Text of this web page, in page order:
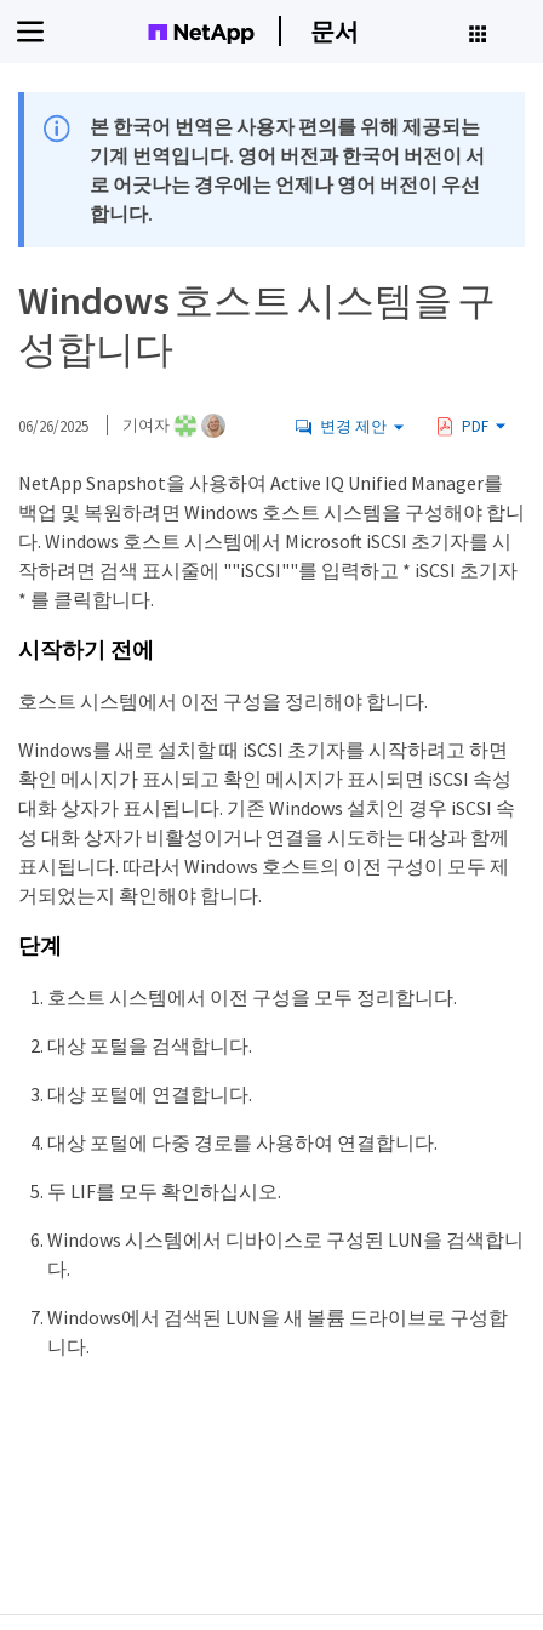
문서
본 한국어 번역은 사용자 편의를 위해 제공되는
기계 번역입니다. 영어 버전과 한국어 버전이 서
로 어긋나는 경우에는 언제나 영어 버전이 우선
합니다.
Windows 호스트 시스템을 구
성합니다
06/26/2025 기여자 변경 제안 PDF
NetApp Snapshot을 사용하여 Active IQ Unified Manager를
백업 및 복원하려면 Windows 호스트 시스템을 구성해야 합니
다. Windows 호스트 시스템에서 Microsoft iSCSI 초기자를 시
작하려면 검색 표시줄에 ""iSCSI""를 입력하고 * iSCSI 초기자
* 를 클릭합니다.
시작하기 전에
호스트 시스템에서 이전 구성을 정리해야 합니다.
Windows를 새로 설치할 때 iSCSI 초기자를 시작하려고 하면
확인 메시지가 표시되고 확인 메시지가 표시되면 iSCSI 속성
대화 상자가 표시됩니다. 기존 Windows 설치인 경우 iSCSI 속
성 대화 상자가 비활성이거나 연결을 시도하는 대상과 함께
표시됩니다. 따라서 Windows 호스트의 이전 구성이 모두 제
거되었는지 확인해야 합니다.
단계
호스트 시스템에서 이전 구성을 모두 정리합니다.
대상 포털을 검색합니다.
대상 포털에 연결합니다.
대상 포털에 다중 경로를 사용하여 연결합니다.
두 LIF를 모두 확인하십시오.
Windows 시스템에서 디바이스로 구성된 LUN을 검색합니
다.
Windows에서 검색된 LUN을 새 볼륨 드라이브로 구성합
니다.